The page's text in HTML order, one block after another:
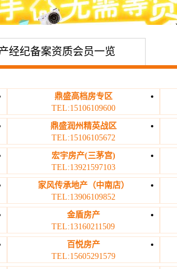
经纪备案资质会员一览
鼎盛高档房专区
TEL:15106109600
鼎盛润州精英战区
TEL:15106105672
宏宇房产(三茅宫)
TEL:13921597103
家风传承地产（中南店）
TEL:13906109852
金盾房产
TEL:13160211509
百悦房产
TEL:15605291579